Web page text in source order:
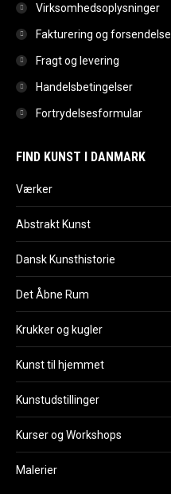
Virksomhedsoplysninger
Fakturering og forsendelse
Fragt og levering
Handelsbetingelser
Fortrydelsesformular
FIND KUNST I DANMARK
Værker
Abstrakt Kunst
Dansk Kunsthistorie
Det Åbne Rum
Krukker og kugler
Kunst til hjemmet
Kunstudstillinger
Kurser og Workshops
Malerier